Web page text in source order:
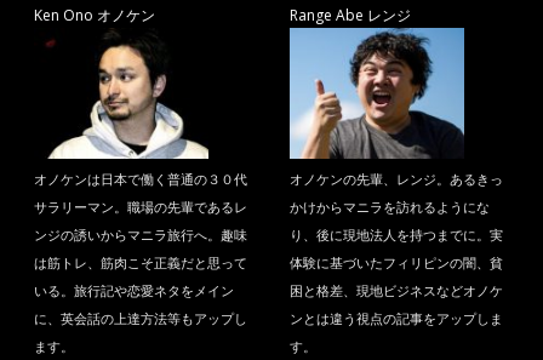
Ken Ono オノケン
オノケンは日本で働く普通の３０代
サラリーマン。職場の先輩であるレ
ンジの誘いからマニラ旅行へ。趣味
は筋トレ、筋肉こそ正義だと思って
いる。旅行記や恋愛ネタをメイン
に、英会話の上達方法等もアップし
ます。
Range Abe レンジ
オノケンの先輩、レンジ。あるきっ
かけからマニラを訪れるようにな
り、後に現地法人を持つまでに。実
体験に基づいたフィリピンの闇、貧
困と格差、現地ビジネスなどオノケ
ンとは違う視点の記事をアップしま
す。